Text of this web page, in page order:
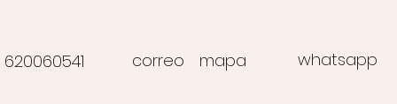
correo
620060541 whatsapp
mapa